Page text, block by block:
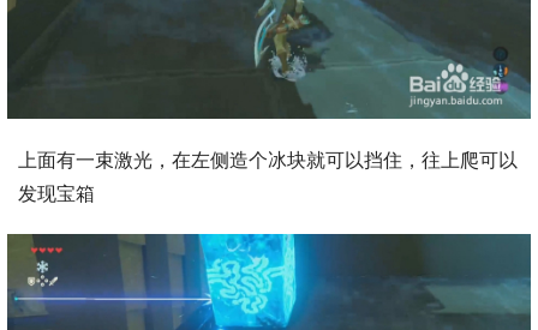
上面有一束激光，在左侧造个冰块就可以挡住，往上爬可以
发现宝箱